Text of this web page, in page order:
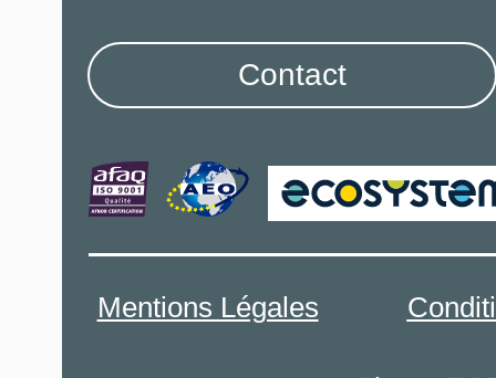
Mentions Légales
Contact